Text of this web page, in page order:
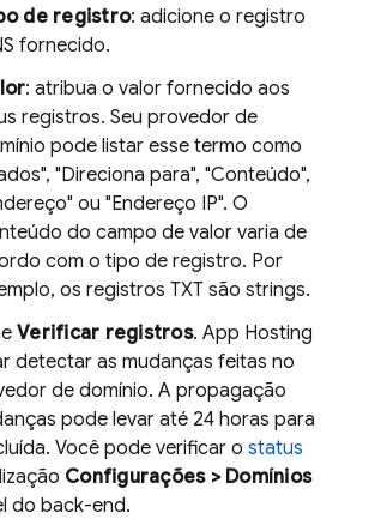
de registro: adicione o registro
fornecido.
: atribua o valor fornecido aos
registros. Seu provedor de
pode listar esse termo como
"Direciona para", "Conteúdo",
ou "Endereço IP". O
do campo de valor varia de
com o tipo de registro. Por
os registros TXT são strings.
Verificar registros. App Hosting
detectar as mudanças feitas no
de domínio. A propagação
pode levar até 24 horas para
Você pode verificar o status
Configurações > Domínios
do back-end.